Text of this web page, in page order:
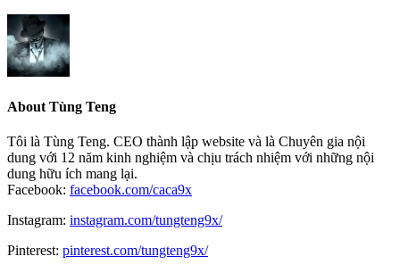
About Tùng Teng
Tôi là Tùng Teng. CEO thành lập website và là Chuyên gia nội
dung với 12 năm kinh nghiệm và chịu trách nhiệm với những nội
dung hữu ích mang lại.
Facebook: facebook.com/caca9x
Instagram: instagram.com/tungteng9x/
Pinterest: pinterest.com/tungteng9x/